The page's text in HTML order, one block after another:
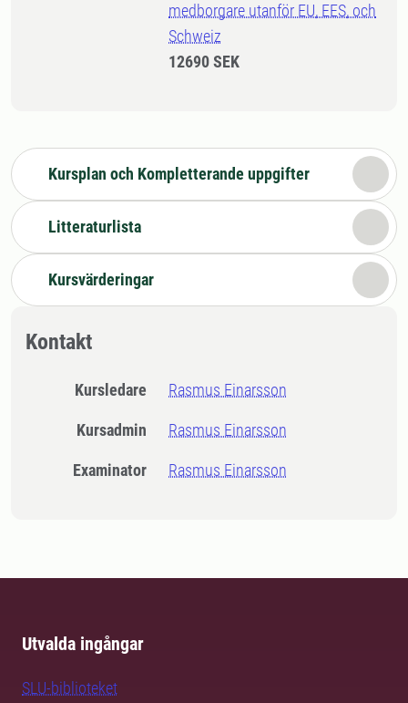
medborgare utanför EU, EES, och
Schweiz
12690 SEK
Kursplan och Kompletterande uppgifter
Litteraturlista
Kursvärderingar
Kontakt
Kursledare Rasmus Einarsson
Kursadmin Rasmus Einarsson
Examinator Rasmus Einarsson
Utvalda ingångar
SLU-biblioteket